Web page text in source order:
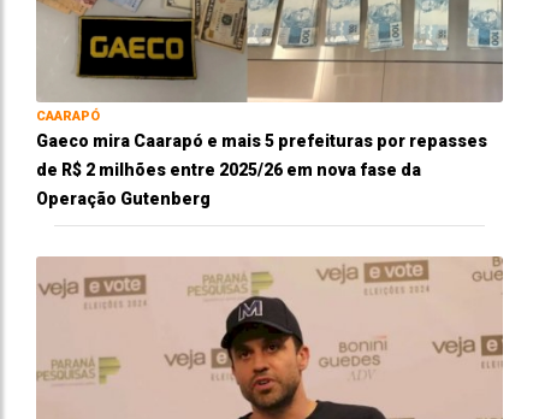
CAARAPÓ
Gaeco mira Caarapó e mais 5 prefeituras por repasses
de R$ 2 milhões entre 2025/26 em nova fase da
Operação Gutenberg